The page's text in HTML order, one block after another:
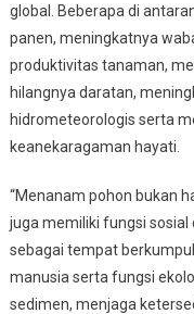
global. Beberapa di
panen, meningkatnya
produktivitas tanaman,
hilangnya daratan,
hidrometeorologis serta
keanekaragaman hayati.
“Menanam pohon bukan
juga memiliki fungsi
sebagai tempat
manusia serta fungsi
sedimen, menjaga